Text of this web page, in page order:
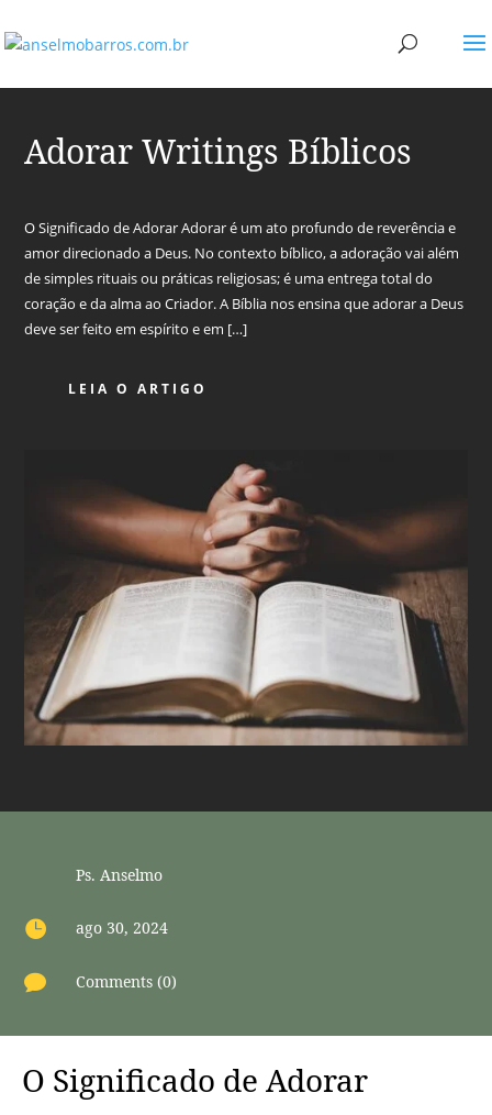
Adorar Writings Bíblicos
O Significado de Adorar Adorar é um ato profundo de reverência e
amor direcionado a Deus. No contexto bíblico, a adoração vai além
de simples rituais ou práticas religiosas; é uma entrega total do
coração e da alma ao Criador. A Bíblia nos ensina que adorar a Deus
deve ser feito em espírito e em […]
LEIA O ARTIGO
Ps. Anselmo
 ago 30, 2024
 Comments (0)
O Significado de Adorar